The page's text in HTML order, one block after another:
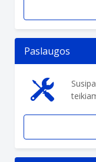
Paslaugos